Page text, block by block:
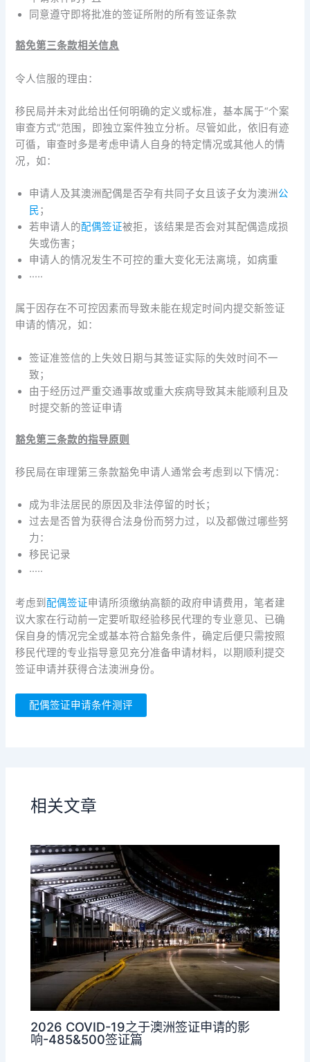
同意遵守即将批准的签证所附的所有签证条款
豁免第三条款相关信息
令人信服的理由：
移民局并未对此给出任何明确的定义或标准，基本属于“个案
审查方式”范围，即独立案件独立分析。尽管如此，依旧有迹
可循，审查时多是考虑申请人自身的特定情况或其他人的情
况，如：
申请人及其澳洲配偶是否孕有共同子女且该子女为澳洲 公
民；
若申请人的配偶签证被拒，该结果是否会对其配偶造成损
失或伤害；
申请人的情况发生不可控的重大变化无法离境，如病重
·····
属于因存在不可控因素而导致未能在规定时间内提交新签证
申请的情况，如：
签证准签信的上失效日期与其签证实际的失效时间不一
致；
由于经历过严重交通事故或重大疾病导致其未能顺利且及
时提交新的签证申请
豁免第三条款的指导原则
移民局在审理第三条款豁免申请人通常会考虑到以下情况：
成为非法居民的原因及非法停留的时长；
过去是否曾为获得合法身份而努力过，以及都做过哪些努
力：
移民记录
·····
考虑到配偶签证申请所须缴纳高额的政府申请费用，笔者建
议大家在行动前一定要听取经验移民代理的专业意见、已确
保自身的情况完全或基本符合豁免条件，确定后便只需按照
移民代理的专业指导意见充分准备申请材料，以期顺利提交
签证申请并获得合法澳洲身份。
配偶签证申请条件测评
相关文章
2026 COVID-19之于澳洲签证申请的影
响-485&500签证篇